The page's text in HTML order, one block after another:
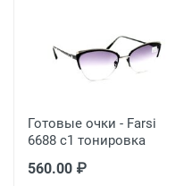
Готовые очки - Farsi
6688 c1 тонировка
560.00 ₽